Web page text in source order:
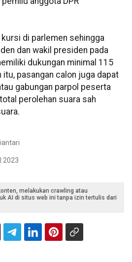
di parlemen sehingga
dan wakil presiden pada
dukungan minimal 115
itu, pasangan calon juga dapat
gabungan parpol peserta
perolehan suara sah
2023
melakukan crawling atau
AI di situs web ini tanpa izin tertulis dari